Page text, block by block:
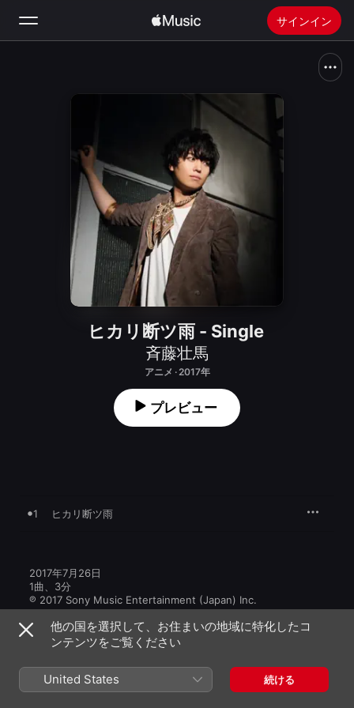
サインイン
新着おすすめ
Apple Musicをインストール
ヒカリ断ツ雨 - Single
斉藤壮馬
アニメ · 2017年
プレビュー
1 ヒカリ断ツ雨
2017年7月26日
1曲、3分
℗ 2017 Sony Music Entertainment (Japan) Inc.
その他のバージョン
他の国を選択して、お住まいの地域に特化したコ
ンテンツをご覧ください
United States 続ける